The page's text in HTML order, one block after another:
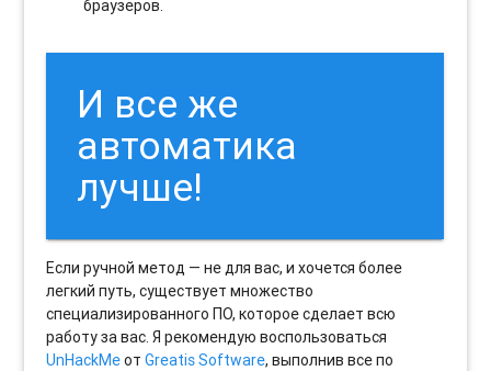
браузеров.
И все же
автоматика
лучше!
Если ручной метод — не для вас, и хочется более
легкий путь, существует множество
специализированного ПО, которое сделает всю
работу за вас. Я рекомендую воспользоваться
UnHackMeотGreatis Software, выполнив все по